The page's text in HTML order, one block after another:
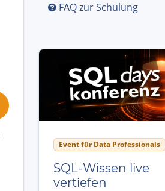
FAQ zur Schulung
Event für Data Professionals
SQL-Wissen live
vertiefen